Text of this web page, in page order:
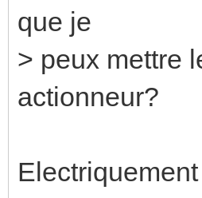
que je
> peux mettre
actionneur?